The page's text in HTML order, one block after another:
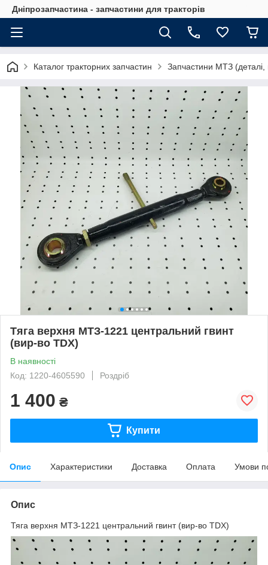
Дніпрозапчастина - запчастини для тракторів
Каталог тракторних запчастин Запчастини МТЗ (деталі,
Тяга верхня МТЗ-1221 центральний гвинт
(вир-во TDX)
В наявності
Код: 1220-4605590
Роздріб
1 400 ₴
Купити
Опис Характеристики Доставка Оплата Умови
Опис
Тяга верхня МТЗ-1221 центральний гвинт (вир-во TDX)